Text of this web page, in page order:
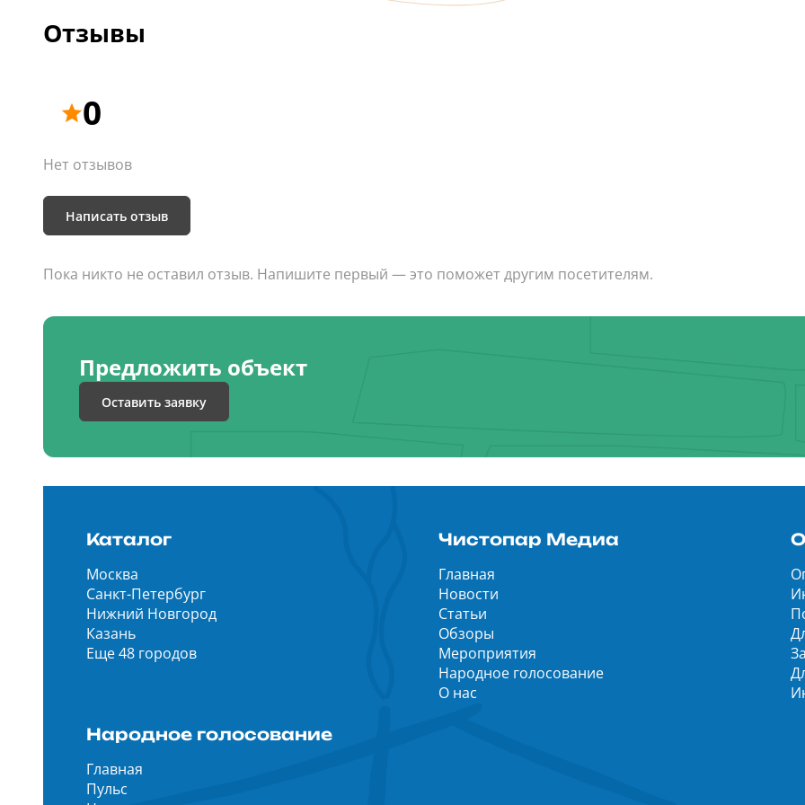
Стоимость: от 7000 руб. в сутки
Отзывы
0
Нет отзывов
Написать отзыв
Пока никто не оставил отзыв. Напишите первый — это поможет другим посетителям.
Предложить объект
Оставить заявку
Каталог
Москва
Санкт-Петербург
Нижний Новгород
Казань
Еще 48 городов
Чистопар Медиа
Главная
Новости
Статьи
Обзоры
Мероприятия
Народное голосование
О нас
Народное голосование
Главная
Пульс